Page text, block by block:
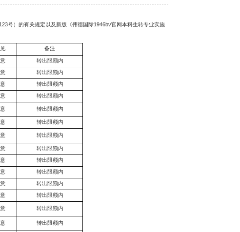
123号）的有关规定以及新版《伟德国际1946bv官网本科生转专业实施
备注
转出限额内
转出限额内
转出限额内
转出限额内
转出限额内
转出限额内
转出限额内
转出限额内
转出限额内
转出限额内
转出限额内
转出限额内
转出限额内
转出限额内